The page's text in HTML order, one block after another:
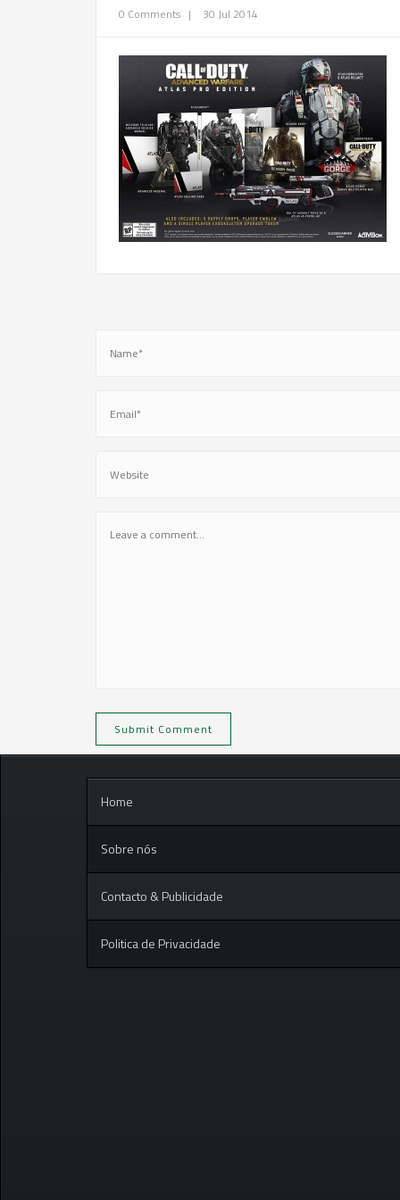
0 Comments | 30 Jul 2014
Home
Sobre nós
Contacto & Publicidade
Politica de Privacidade